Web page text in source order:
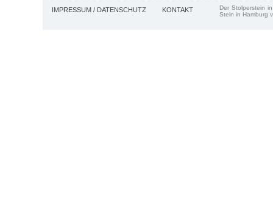
IMPRESSUM / DATENSCHUTZ KONTAKT
Der Stolperstein
Stein in Hamburg